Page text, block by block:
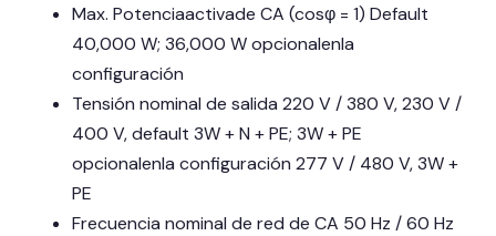
Max. Potenciaactivade CA (cosφ = 1) Default
40,000 W; 36,000 W opcionalenla
configuración
Tensión nominal de salida 220 V / 380 V, 230 V /
400 V, default 3W + N + PE; 3W + PE
opcionalenla configuración 277 V / 480 V, 3W +
PE
Frecuencia nominal de red de CA 50 Hz / 60 Hz